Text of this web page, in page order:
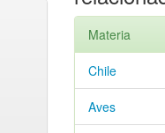
Materia
Chile
Aves